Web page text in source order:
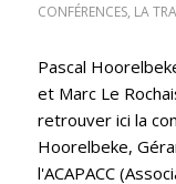
CONFÉRENCES, LA
Pascal
et Marc Le
retrouver ici la
Hoorelbeke,
l'ACAPACC